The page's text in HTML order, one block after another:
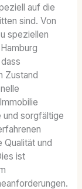
auf die
sind. Von
speziellen
Zustand
und sorgfältige
Qualität und
ist